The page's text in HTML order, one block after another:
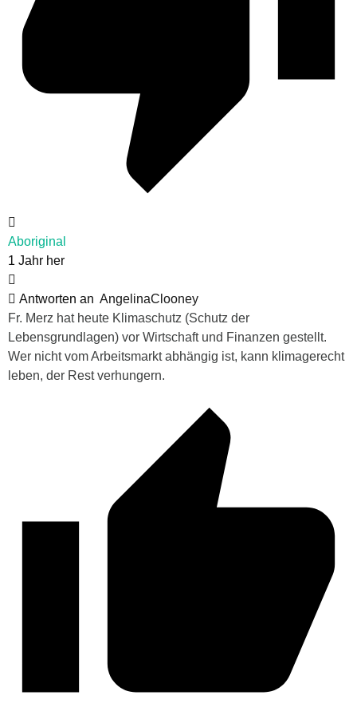
Aboriginal
1 Jahr her
Antworten an AngelinaClooney
Fr. Merz hat heute Klimaschutz (Schutz der
Lebensgrundlagen) vor Wirtschaft und Finanzen gestellt.
Wer nicht vom Arbeitsmarkt abhängig ist, kann klimagerecht
leben, der Rest verhungern.